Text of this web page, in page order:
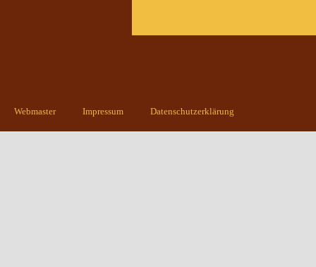
Webmaster Impressum Datenschutzerklärung